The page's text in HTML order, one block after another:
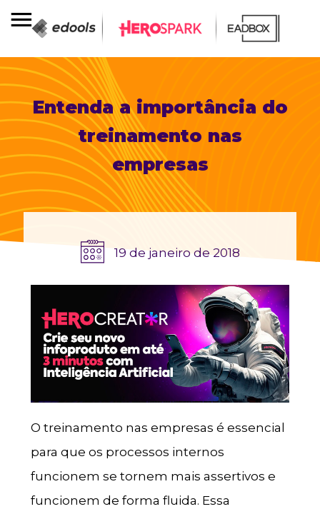
Entenda a importância do
treinamento nas
empresas
19 de janeiro de 2018
O treinamento nas empresas é essencial
para que os processos internos
funcionem se tornem mais assertivos e
funcionem de forma fluida. Essa